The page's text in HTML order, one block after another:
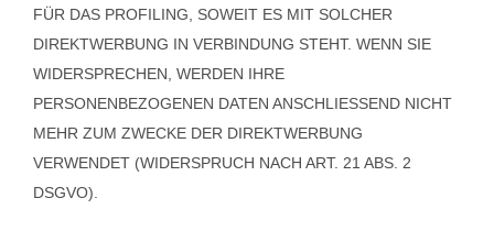
FÜR DAS PROFILING, SOWEIT ES MIT SOLCHER
DIREKTWERBUNG IN VERBINDUNG STEHT. WENN SIE
WIDERSPRECHEN, WERDEN IHRE
PERSONENBEZOGENEN DATEN ANSCHLIESSEND NICHT
MEHR ZUM ZWECKE DER DIREKTWERBUNG
VERWENDET (WIDERSPRUCH NACH ART. 21 ABS. 2
DSGVO).